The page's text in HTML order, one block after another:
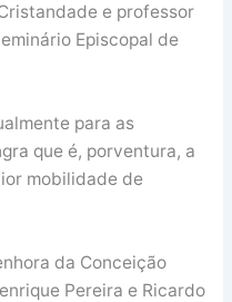
e professor
Episcopal de
para as
que é, porventura, a
mobilidade de
da Conceição
Pereira e Ricardo